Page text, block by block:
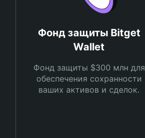
Фонд защиты Bitget
Wallet
Фонд защиты $300 млн для
обеспечения сохранности
ваших активов и сделок.